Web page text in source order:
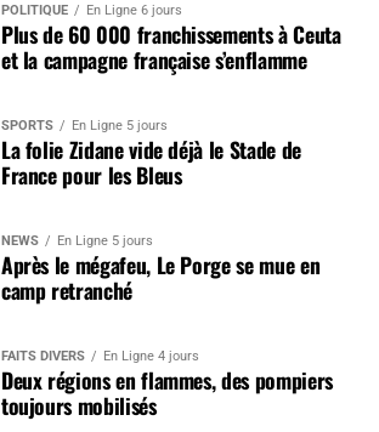
POLITIQUE En Ligne 6 jours
Plus de 60 000 franchissements à Ceuta
et la campagne française s’enflamme
SPORTS En Ligne 5 jours
La folie Zidane vide déjà le Stade de
France pour les Bleus
NEWS En Ligne 5 jours
Après le mégafeu, Le Porge se mue en
camp retranché
FAITS DIVERS En Ligne 4 jours
Deux régions en flammes, des pompiers
toujours mobilisés